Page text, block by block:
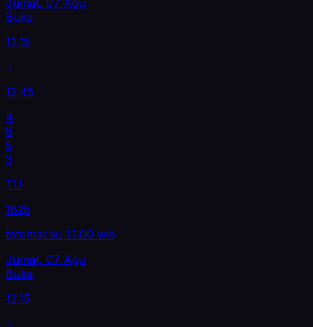
Jumat, 07 Agu
Buka
13.15
12.45
4
8
5
3
TU
1825
totomacau 13:00 wib
Jumat, 07 Agu
Buka
13.15